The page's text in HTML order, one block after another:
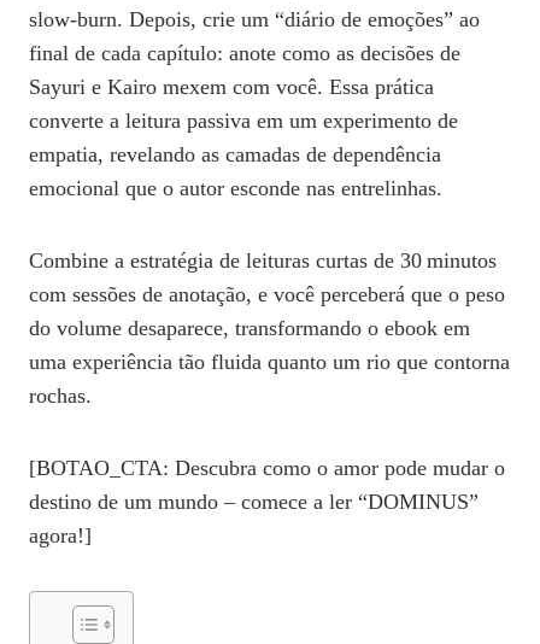
slow‑burn. Depois, crie um “diário de emoções” ao
final de cada capítulo: anote como as decisões de
Sayuri e Kairo mexem com você. Essa prática
converte a leitura passiva em um experimento de
empatia, revelando as camadas de dependência
emocional que o autor esconde nas entrelinhas.
Combine a estratégia de leituras curtas de 30 minutos
com sessões de anotação, e você perceberá que o peso
do volume desaparece, transformando o ebook em
uma experiência tão fluida quanto um rio que contorna
rochas.
[BOTAO_CTA: Descubra como o amor pode mudar o
destino de um mundo – comece a ler “DOMINUS”
agora!]